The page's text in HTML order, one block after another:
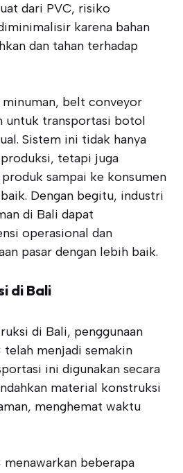
dari PVC, risiko
karena bahan
dan tahan terhadap
belt conveyor
untuk transportasi botol
Sistem ini tidak hanya
tetapi juga
sampai ke konsumen
Dengan begitu, industri
di Bali dapat
operasional dan
pasar dengan lebih baik.
di Bali
di Bali, penggunaan
menjadi semakin
ini digunakan secara
material konstruksi
menghemat waktu
beberapa